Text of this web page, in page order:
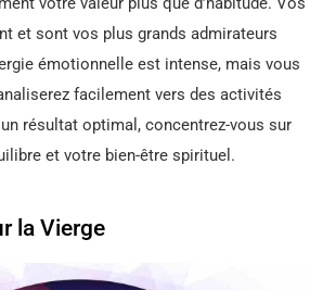
et sont vos plus grands admirateurs
émotionnelle est intense, mais vous
facilement vers des activités
résultat optimal, concentrez-vous sur
et votre bien-être spirituel.
la Vierge